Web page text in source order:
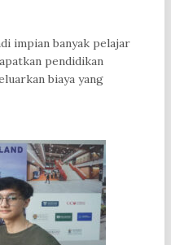
impian banyak pelajar
pendidikan
biaya yang